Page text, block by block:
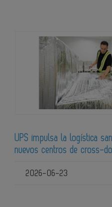
UPS impulsa la logística
nuevos centros de cross-
2026-06-23